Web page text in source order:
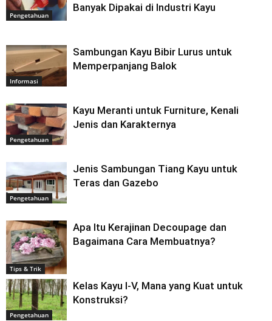
Pengetahuan
Banyak Dipakai di Industri Kayu
Informasi
Sambungan Kayu Bibir Lurus untuk
Memperpanjang Balok
Pengetahuan
Kayu Meranti untuk Furniture, Kenali
Jenis dan Karakternya
Pengetahuan
Jenis Sambungan Tiang Kayu untuk
Teras dan Gazebo
Tips & Trik
Apa Itu Kerajinan Decoupage dan
Bagaimana Cara Membuatnya?
Pengetahuan
Kelas Kayu I-V, Mana yang Kuat untuk
Konstruksi?